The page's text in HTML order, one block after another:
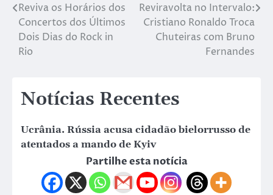
Reviva os Horários dos
Concertos dos Últimos
Dois Dias do Rock in
Rio
Reviravolta no Intervalo:
Cristiano Ronaldo Troca
Chuteiras com Bruno
Fernandes
Notícias Recentes
Ucrânia. Rússia acusa cidadão bielorrusso de
atentados a mando de Kyiv
Partilhe esta notícia